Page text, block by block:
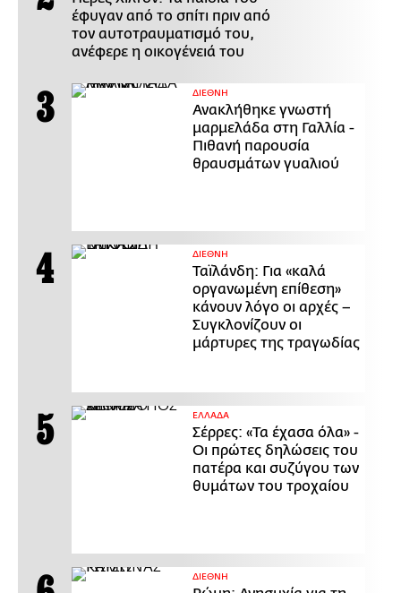
έφυγαν από το σπίτι πριν από
τον αυτοτραυματισμό του,
ανέφερε η οικογένειά του
ΔΙΕΘΝΗ
Ανακλήθηκε γνωστή
μαρμελάδα στη Γαλλία -
Πιθανή παρουσία
θραυσμάτων γυαλιού
ΔΙΕΘΝΗ
Ταϊλάνδη: Για «καλά
οργανωμένη επίθεση»
κάνουν λόγο οι αρχές –
Συγκλονίζουν οι
μάρτυρες της τραγωδίας
ΕΛΛΑΔΑ
Σέρρες: «Τα έχασα όλα» -
Οι πρώτες δηλώσεις του
πατέρα και συζύγου των
θυμάτων του τροχαίου
ΔΙΕΘΝΗ